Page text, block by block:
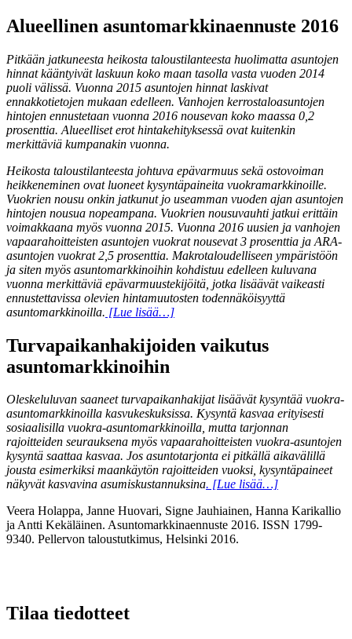
Alueellinen asuntomarkkinaennuste 2016
Pitkään jatkuneesta heikosta taloustilanteesta huolimatta asuntojen
hinnat kääntyivät laskuun koko maan tasolla vasta vuoden 2014
puoli välissä. Vuonna 2015 asuntojen hinnat laskivat
ennakkotietojen mukaan edelleen. Vanhojen kerrostaloasuntojen
hintojen ennustetaan vuonna 2016 nousevan koko maassa 0,2
prosenttia. Alueelliset erot hintakehityksessä ovat kuitenkin
merkittäviä kumpanakin vuonna.
Heikosta taloustilanteesta johtuva epävarmuus sekä ostovoiman
heikkeneminen ovat luoneet kysyntäpaineita vuokramarkkinoille.
Vuokrien nousu onkin jatkunut jo useamman vuoden ajan asuntojen
hintojen nousua nopeampana. Vuokrien nousuvauhti jatkui erittäin
voimakkaana myös vuonna 2015. Vuonna 2016 uusien ja vanhojen
vapaarahoitteisten asuntojen vuokrat nousevat 3 prosenttia ja ARA-
asuntojen vuokrat 2,5 prosenttia. Makrotaloudelliseen ympäristöön
ja siten myös asuntomarkkinoihin kohdistuu edelleen kuluvana
vuonna merkittäviä epävarmuustekijöitä, jotka lisäävät vaikeasti
ennustettavissa olevien hintamuutosten todennäköisyyttä
asuntomarkkinoilla. [Lue lisää…]
Turvapaikanhakijoiden vaikutus
asuntomarkkinoihin
Oleskeluluvan saaneet turvapaikanhakijat lisäävät kysyntää vuokra-
asuntomarkkinoilla kasvukeskuksissa. Kysyntä kasvaa erityisesti
sosiaalisilla vuokra-asuntomarkkinoilla, mutta tarjonnan
rajoitteiden seurauksena myös vapaarahoitteisten vuokra-asuntojen
kysyntä saattaa kasvaa. Jos asuntotarjonta ei pitkällä aikavälillä
jousta esimerkiksi maankäytön rajoitteiden vuoksi, kysyntäpaineet
näkyvät kasvavina asumiskustannuksina. [Lue lisää…]
Veera Holappa, Janne Huovari, Signe Jauhiainen, Hanna Karikallio
ja Antti Kekäläinen. Asuntomarkkinaennuste 2016. ISSN 1799-
9340. Pellervon taloustutkimus, Helsinki 2016.
Tilaa tiedotteet